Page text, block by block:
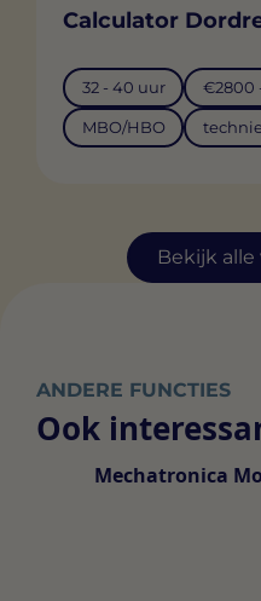
Bekijk
Calculator
32 - 40 uur €2800
MBO/HBO
ANDERE FUNCTIES
Ook
Mechatronica